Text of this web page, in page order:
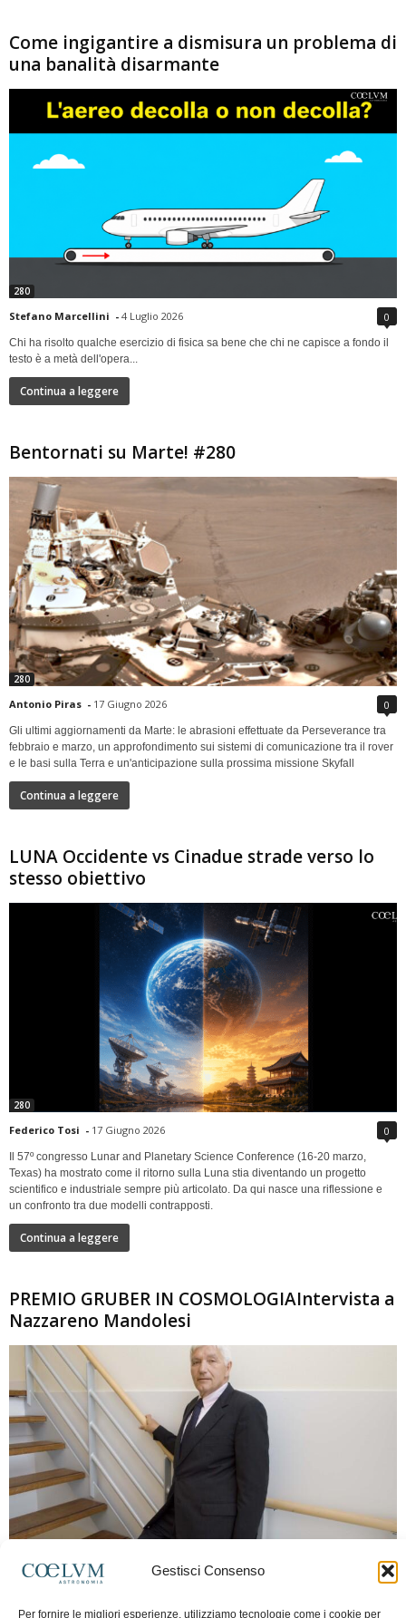
Gestisci Consenso
Per fornire le migliori esperienze, utilizziamo tecnologie come i cookie per
Come ingigantire a dismisura un problema di
una banalità disarmante
280
Stefano Marcellini - 4 Luglio 2026 0
Chi ha risolto qualche esercizio di fisica sa bene che chi ne capisce a fondo il
testo è a metà dell'opera...
Continua a leggere
Bentornati su Marte! #280
280
Antonio Piras - 17 Giugno 2026 0
Gli ultimi aggiornamenti da Marte: le abrasioni effettuate da Perseverance tra
febbraio e marzo, un approfondimento sui sistemi di comunicazione tra il rover
e le basi sulla Terra e un'anticipazione sulla prossima missione Skyfall
Continua a leggere
LUNA Occidente vs Cinadue strade verso lo
stesso obiettivo
280
Federico Tosi - 17 Giugno 2026 0
Il 57º congresso Lunar and Planetary Science Conference (16-20 marzo,
Texas) ha mostrato come il ritorno sulla Luna stia diventando un progetto
scientifico e industriale sempre più articolato. Da qui nasce una riflessione e
un confronto tra due modelli contrapposti.
Continua a leggere
PREMIO GRUBER IN COSMOLOGIAIntervista a
Nazzareno Mandolesi
Frida Paolella - 16 Giugno 2026 0
spaziale europea e della missione Planck. Il dialogo ripercorre i principali